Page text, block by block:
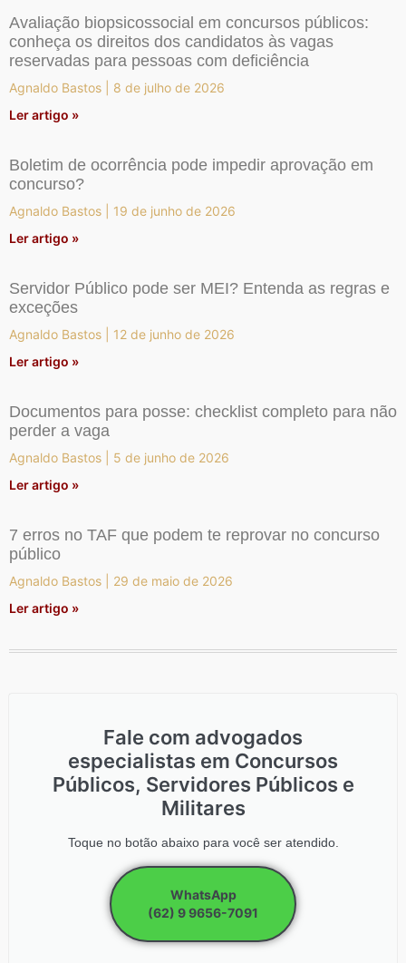
Avaliação biopsicossocial em concursos públicos:
conheça os direitos dos candidatos às vagas
reservadas para pessoas com deficiência
Agnaldo Bastos
8 de julho de 2026
Ler artigo »
Boletim de ocorrência pode impedir aprovação em
concurso?
Agnaldo Bastos
19 de junho de 2026
Ler artigo »
Servidor Público pode ser MEI? Entenda as regras e
exceções
Agnaldo Bastos
12 de junho de 2026
Ler artigo »
Documentos para posse: checklist completo para não
perder a vaga
Agnaldo Bastos
5 de junho de 2026
Ler artigo »
7 erros no TAF que podem te reprovar no concurso
público
Agnaldo Bastos
29 de maio de 2026
Ler artigo »
Fale com advogados
especialistas em Concursos
Públicos, Servidores Públicos e
Militares
Toque no botão abaixo para você ser atendido.
WhatsApp
(62) 9 9656-7091